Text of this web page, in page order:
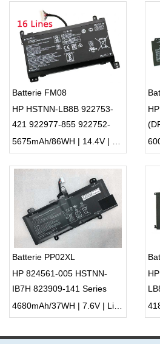
Batterie FM08
HP HSTNN-LB8B 922753-
421 922977-855 922752-
421 TPN-Q195
5675mAh/86WH | 14.4V | Li-ion ...
Batterie PP02XL
HP 824561-005 HSTNN-
IB7H 823909-141 Series
4680mAh/37WH | 7.6V | Li-ion ...